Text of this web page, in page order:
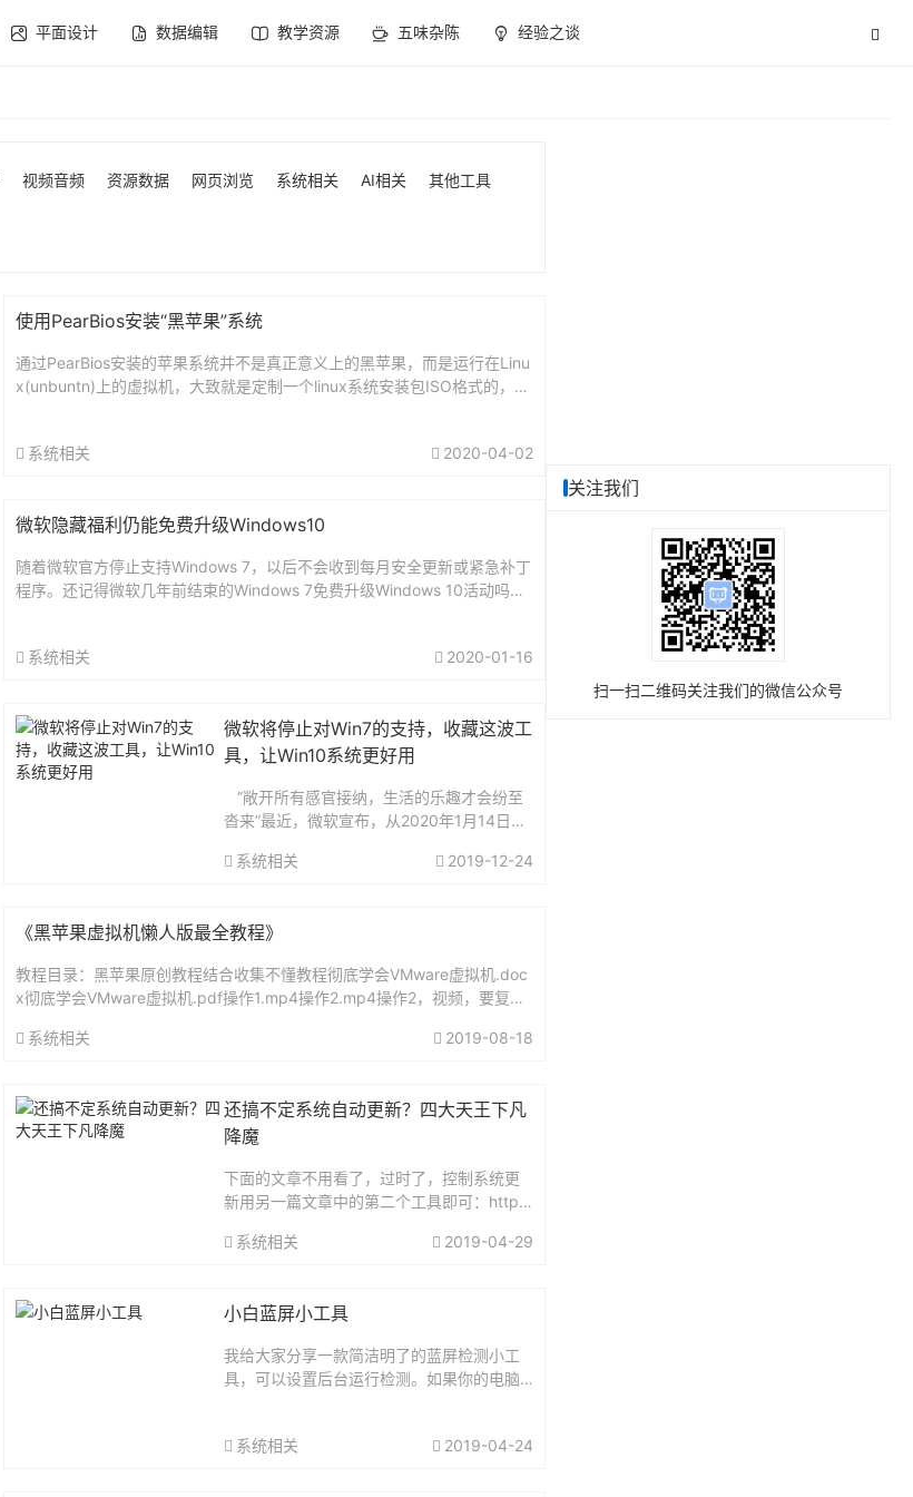
平面设计 数据编辑 教学资源 五味杂陈 经验之谈
视频音频 资源数据 网页浏览 系统相关 AI相关 其他工具
使用PearBios安装“黑苹果”系统
通过PearBios安装的苹果系统并不是真正意义上的黑苹果，而是运行在Linu
x(unbuntn)上的虚拟机，大致就是定制一个linux系统安装包ISO格式的，刻
系统相关 2020-04-02
微软隐藏福利仍能免费升级Windows10
随着微软官方停止支持Windows 7，以后不会收到每月安全更新或紧急补丁
程序。还记得微软几年前结束的Windows 7免费升级Windows 10活动吗？
系统相关 2020-01-16
微软将停止对Win7的支持，收藏这波工
具，让Win10系统更好用
“敞开所有感官接纳，生活的乐趣才会纷至
沓来”最近，微软宣布，从2020年1月14日开
受影响。值得注意的是，这里的企业级用户
系统相关 2019-12-24
《黑苹果虚拟机懒人版最全教程》
教程目录：黑苹果原创教程结合收集不懂教程彻底学会VMware虚拟机.doc
x彻底学会VMware虚拟机.pdf操作1.mp4操作2.mp4操作2，视频，要复制
系统相关
2019-08-18
还搞不定系统自动更新？四大天王下凡
降魔
下面的文章不用看了，过时了，控制系统更
新用另一篇文章中的第二个工具即可：http
0上线以来，各种更新推送一个接着一个。大
系统相关 2019-04-29
小白蓝屏小工具
我给大家分享一款简洁明了的蓝屏检测小工
具，可以设置后台运行检测。如果你的电脑
中是我的一台电脑偶尔出现重启情况，多次
系统相关 2019-04-24
关注我们
扫一扫二维码关注我们的微信公众号